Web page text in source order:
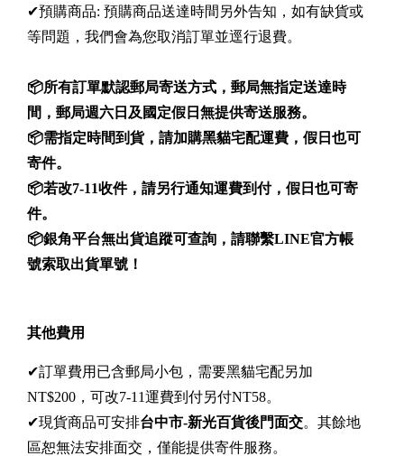
✔預購商品: 預購商品送達時間另外告知，如有缺貨或
等問題，我們會為您取消訂單並逕行退費。
📦所有訂單默認郵局寄送方式，郵局無指定送達時
間，郵局週六日及國定假日無提供寄送服務。
📦需指定時間到貨，請加購黑貓宅配運費，假日也可
寄件。
📦若改7-11收件，請另行通知運費到付，假日也可寄
件。
📦銀角平台無出貨追蹤可查詢，請聯繫LINE官方帳
號索取出貨單號！
其他費用
✔訂單費用已含郵局小包，需要黑貓宅配另加
NT$200，可改7-11運費到付另付NT58。
✔現貨商品可安排台中市-新光百貨後門面交。其餘地
區恕無法安排面交，僅能提供寄件服務。